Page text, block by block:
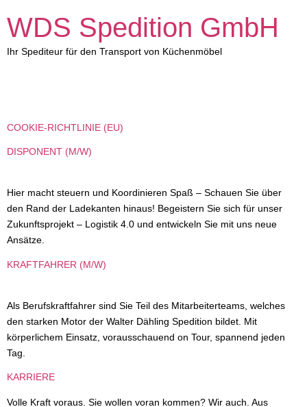
WDS Spedition GmbH
Ihr Spediteur für den Transport von Küchenmöbel
COOKIE-RICHTLINIE (EU)
DISPONENT (M/W)
Hier macht steuern und Koordinieren Spaß – Schauen Sie über
den Rand der Ladekanten hinaus! Begeistern Sie sich für unser
Zukunftsprojekt – Logistik 4.0 und entwickeln Sie mit uns neue
Ansätze.
KRAFTFAHRER (M/W)
Als Berufskraftfahrer sind Sie Teil des Mitarbeiterteams, welches
den starken Motor der Walter Dähling Spedition bildet. Mit
körperlichem Einsatz, vorausschauend on Tour, spannend jeden
Tag.
KARRIERE
Volle Kraft voraus. Sie wollen voran kommen? Wir auch. Aus